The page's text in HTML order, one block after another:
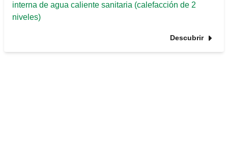
interna de agua caliente sanitaria (calefacción de 2
niveles)
Descubrir